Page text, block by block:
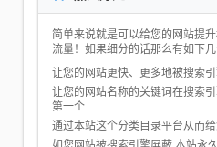
简单来说就是可以给您的网站提
流量！如果细分的话那么有如下几
让您的网站更快、更多地被搜索
让您的网站名称的关键词在搜索
第一个
通过本站这个分类目录平台从而